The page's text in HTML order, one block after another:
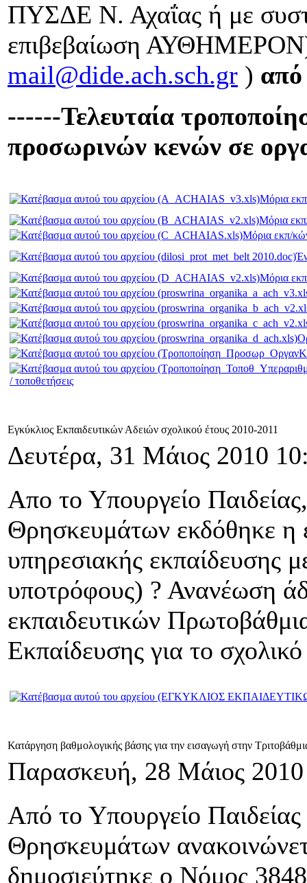
ΠΥΣΔΕ Ν. Αχαΐας ή με
επιβεβαίωση ΑΥΘΗΜΕΡΟΝ)
mail@dide.ach.sch.gr )
------Τελευταία
προσωρινών κενών σε
Μόρια
Μόρια
Μόρια εκπ/
Μόρια
/ τοποθετήσεις
Εγκύκλιος Εκπαιδευτικών Αδειών σχολικού έτους 2010-2011
Δευτέρα, 31 Μάιος 2010
Απο το Υπουργείο
Θρησκευμάτων εκδόθηκε η
υπηρεσιακής εκπαίδευσης
υποτρόφους) ? Ανανέωση
εκπαιδευτικών
Εκπαίδευσης για το
Κατάργηση βαθμολογικής βάσης για την εισαγωγή στην
Παρασκευή, 28 Μάιος
Από το Υπουργείο
Θρησκευμάτων
δημοσιεύτηκε ο Νόμος